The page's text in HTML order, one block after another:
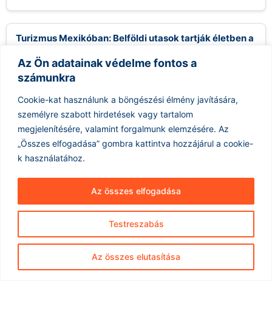
Az Ön adatainak védelme fontos a
számunkra
Cookie-kat használunk a böngészési élmény javítására,
személyre szabott hirdetések vagy tartalom
megjelenítésére, valamint forgalmunk elemzésére. Az
„Összes elfogadása” gombra kattintva hozzájárul a cookie-
k használatához.
Testreszabás
Az összes elutasítása
Az összes elfogadása
Turizmus Mexikóban: Belföldi utasok tartják életben a
maradnak el
2026.08.06.
Mexikó turizmusára jellemző, hogy bár a belföldi utazók
továbbra is jelentős mértékben támogatják az iparágat, az
INEGI legfrissebb jelentése, mely...
Tovább olvasom »
A klímaberendezések védelmében: Ideje
felülvizsgálni a hozzáállásunkat
2026.08.06.
A klímaberendezések használata sokak számára
ellentmondásos kérdést jelent, különösen a környezettudatos
légkondicionálók felesleges...